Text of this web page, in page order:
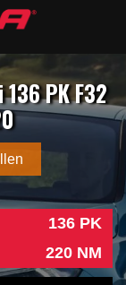
PK F32
136 PK
220 NM